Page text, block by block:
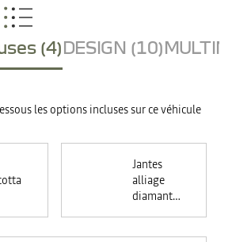
(4)DESIGN (10)
les options incluses sur ce véhicule
Jantes
alliage
diamantées